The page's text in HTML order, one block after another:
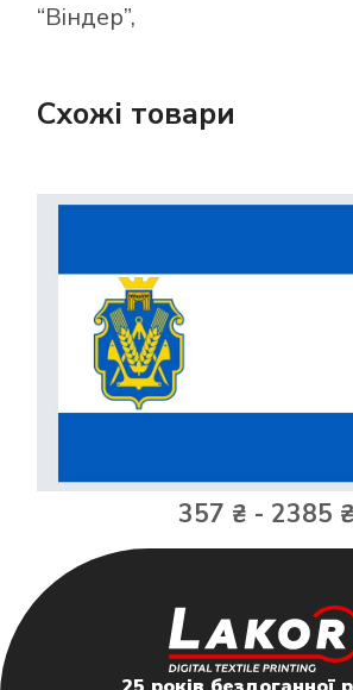
“Віндер”,
Схожі товари
357 ₴ - 2385 ₴